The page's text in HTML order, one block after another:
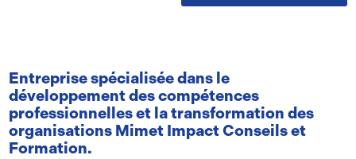
Entreprise spécialisée dans le
développement des compétences
professionnelles et la transformation des
organisations Mimet Impact Conseils et
Formation.